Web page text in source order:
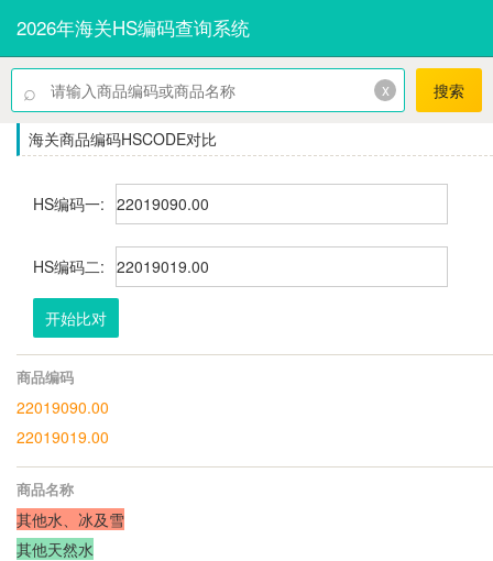
2026年海关HS编码查询系统
⌕ x 搜索
海关商品编码HSCODE对比
HS编码一:
HS编码二:
开始比对
商品编码
22019090.00
22019019.00
商品名称
其他水、冰及雪
其他天然水